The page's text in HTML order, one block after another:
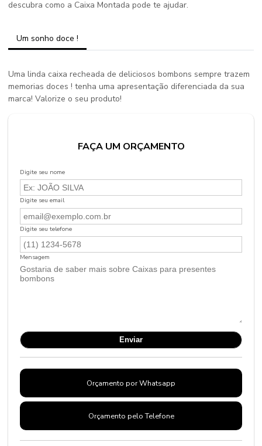
descubra como a Caixa Montada pode te ajudar.
Um sonho doce !
Uma linda caixa recheada de deliciosos bombons sempre trazem
memorias doces ! tenha uma apresentação diferenciada da sua
marca! Valorize o seu produto!
FAÇA UM ORÇAMENTO
Digite seu nome
Digite seu email
Digite seu telefone
Mensagem
Orçamento por Whatsapp
Orçamento pelo Telefone